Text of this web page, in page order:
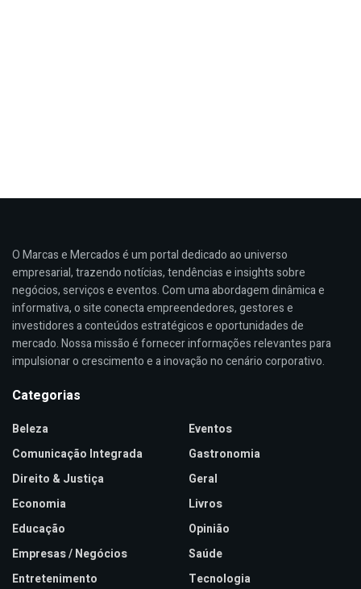
O Marcas e Mercados é um portal dedicado ao universo
empresarial, trazendo notícias, tendências e insights sobre
negócios, serviços e eventos. Com uma abordagem dinâmica e
informativa, o site conecta empreendedores, gestores e
investidores a conteúdos estratégicos e oportunidades de
mercado. Nossa missão é fornecer informações relevantes para
impulsionar o crescimento e a inovação no cenário corporativo.
Categorias
Beleza
Comunicação Integrada
Direito & Justiça
Economia
Educação
Empresas / Negócios
Entretenimento
Eventos
Gastronomia
Geral
Livros
Opinião
Saúde
Tecnologia